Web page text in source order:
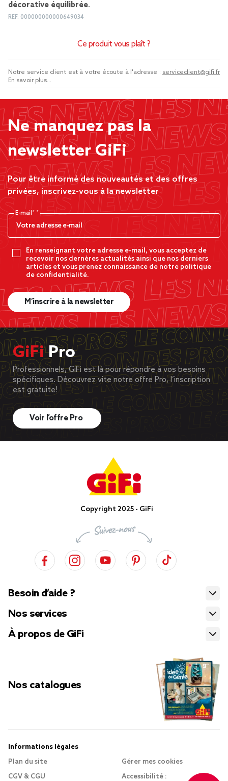
décorative équilibrée.
REF. 000000000000649034
Ce produit vous plaît ?
Notre service client est à votre écoute à l'adresse : serviceclient@gifi.fr
En savoir plus...
Ne manquez pas la
newsletter GiFi
Pour être informé des nouveautés et des offres
privées, inscrivez-vous à la newsletter
E-mail*
En renseignant votre adresse e-mail, vous acceptez de
recevoir nos dernères actualités ainsi que nos derniers
articles et vous prenez connaissance de notre politique
de confidentialité.
M’inscrire à la newsletter
GiFiPro
Professionnels, GiFi est là pour répondre à vos besoins
spécifiques. Découvrez vite notre offre Pro, l’inscription
est gratuite!
Voir l’offre Pro
Copyright 2025 - GiFi
Besoin d’aide ?
Nos services
À propos de GiFi
Nos catalogues
Informations légales
Plan du site
CGV & CGU
Gérer mes cookies
Accessibilité :